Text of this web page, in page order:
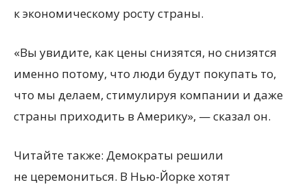
к экономическому росту страны.
«Вы увидите, как цены снизятся, но снизятся
именно потому, что люди будут покупать то,
что мы делаем, стимулируя компании и даже
страны приходить в Америку», — сказал он.
Читайте также: Демократы решили
не церемониться. В Нью-Йорке хотят